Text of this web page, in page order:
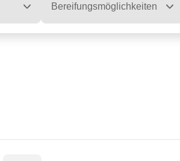
Bereifungsmöglichkeiten